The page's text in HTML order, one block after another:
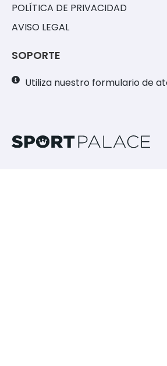
POLÍTICA DE PRIVACIDAD
AVISO LEGAL
SOPORTE
Utiliza nuestro formulario de